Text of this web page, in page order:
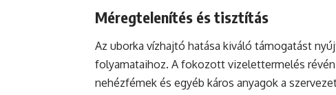
Méregtelenítés és tisztítás
Az uborka vízhajtó hatása kiváló támogatást
folyamataihoz. A fokozott vizelettermelés
nehézfémek és egyéb káros anyagok a